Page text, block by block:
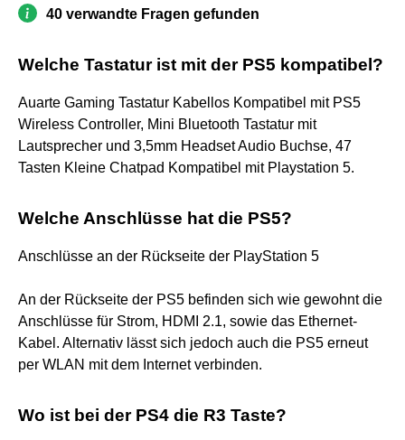
40 verwandte Fragen gefunden
Welche Tastatur ist mit der PS5 kompatibel?
Auarte Gaming Tastatur Kabellos Kompatibel mit PS5
Wireless Controller, Mini Bluetooth Tastatur mit
Lautsprecher und 3,5mm Headset Audio Buchse, 47
Tasten Kleine Chatpad Kompatibel mit Playstation 5.
Welche Anschlüsse hat die PS5?
Anschlüsse an der Rückseite der PlayStation 5
An der Rückseite der PS5 befinden sich wie gewohnt die
Anschlüsse für Strom, HDMI 2.1, sowie das Ethernet-
Kabel. Alternativ lässt sich jedoch auch die PS5 erneut
per WLAN mit dem Internet verbinden.
Wo ist bei der PS4 die R3 Taste?